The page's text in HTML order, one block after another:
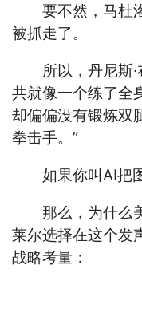
要不然，马杜洛
被抓走了。
所以，丹尼斯·
共就像一个练了全
却偏偏没有锻炼双
拳击手。”
如果你叫AI把图
那么，为什么美
莱尔选择在这个发
战略考量：